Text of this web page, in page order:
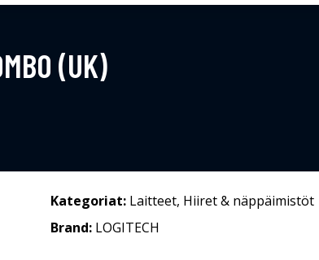
(UK)
Kategoriat: Laitteet, Hiiret & näppäimistöt
Brand: LOGITECH